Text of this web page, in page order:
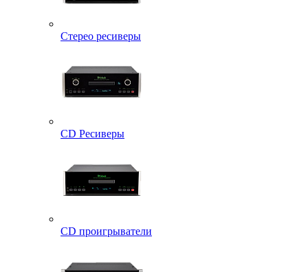
Стерео ресиверы
CD Ресиверы
CD проигрыватели